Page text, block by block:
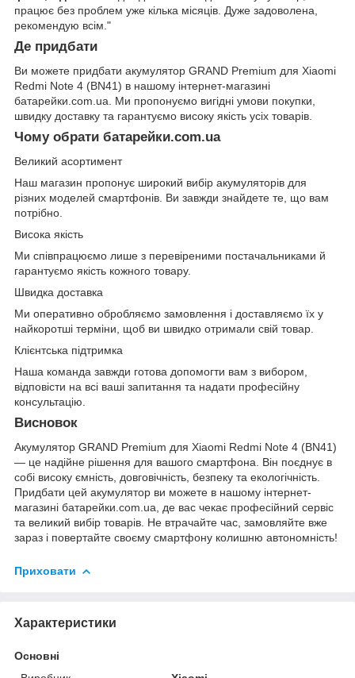
працює без проблем уже кілька місяців. Дуже задоволена,
рекомендую всім."
Де придбати
Ви можете придбати акумулятор GRAND Premium для Xiaomi
Redmi Note 4 (BN41) в нашому інтернет-магазині
батарейки.com.ua. Ми пропонуємо вигідні умови покупки,
швидку доставку та гарантуємо високу якість усіх товарів.
Чому обрати батарейки.com.ua
Великий асортимент
Наш магазин пропонує широкий вибір акумуляторів для
різних моделей смартфонів. Ви завжди знайдете те, що вам
потрібно.
Висока якість
Ми співпрацюємо лише з перевіреними постачальниками й
гарантуємо якість кожного товару.
Швидка доставка
Ми оперативно обробляємо замовлення і доставляємо їх у
найкоротші терміни, щоб ви швидко отримали свій товар.
Клієнтська підтримка
Наша команда завжди готова допомогти вам з вибором,
відповісти на всі ваші запитання та надати професійну
консультацію.
Висновок
Акумулятор GRAND Premium для Xiaomi Redmi Note 4 (BN41)
— це надійне рішення для вашого смартфона. Він поєднує в
собі високу ємність, довговічність, безпеку та екологічність.
Придбати цей акумулятор ви можете в нашому інтернет-
магазині батарейки.com.ua , де вас чекає професійний сервіс
та великий вибір товарів. Не втрачайте час, замовляйте вже
зараз і повертайте своєму смартфону колишню автономність!
Приховати
Характеристики
Основні